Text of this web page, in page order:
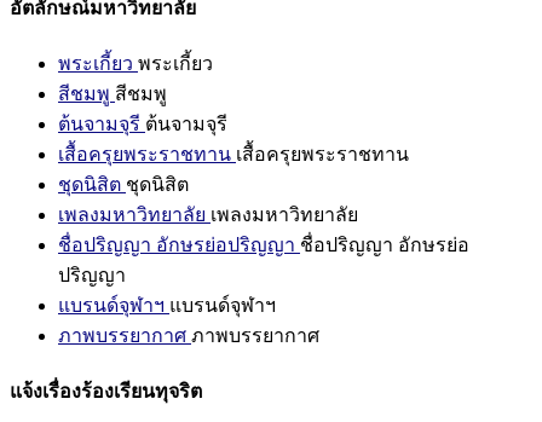
อัตลักษณ์มหาวิทยาลัย
พระเกี้ยว พระเกี้ยว
สีชมพู สีชมพู
ต้นจามจุรี ต้นจามจุรี
เสื้อครุยพระราชทาน เสื้อครุยพระราชทาน
ชุดนิสิต ชุดนิสิต
เพลงมหาวิทยาลัย เพลงมหาวิทยาลัย
ชื่อปริญญา อักษรย่อปริญญา ชื่อปริญญา อักษรย่อ
ปริญญา
แบรนด์จุฬาฯ แบรนด์จุฬาฯ
ภาพบรรยากาศ ภาพบรรยากาศ
แจ้งเรื่องร้องเรียนทุจริต